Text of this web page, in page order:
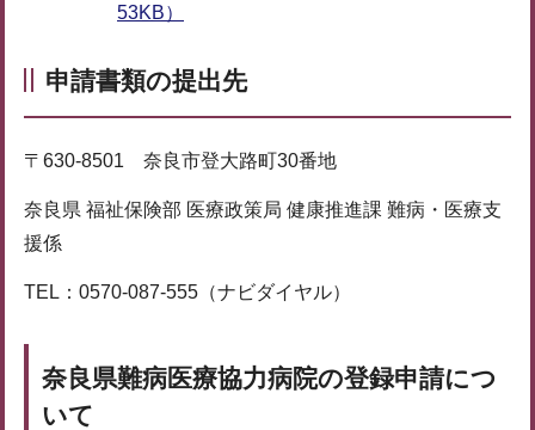
53KB）
申請書類の提出先
〒630-8501 奈良市登大路町30番地
奈良県 福祉保険部 医療政策局 健康推進課 難病・医療支
援係
TEL：0570-087-555（ナビダイヤル）
奈良県難病医療協力病院の登録申請につ
いて